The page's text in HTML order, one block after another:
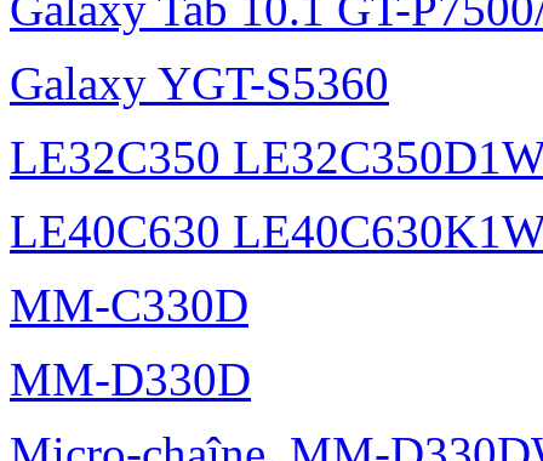
Galaxy YGT-S5360
LE32C350
LE40C630
MM-C330D
MM-D330D